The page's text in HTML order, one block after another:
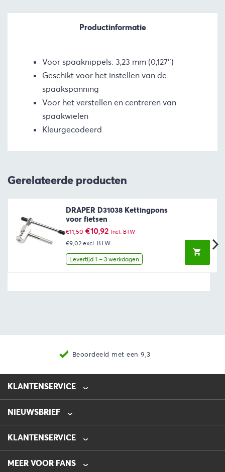
Productinformatie
Voor spaaknippels: 3,23 mm (0,127″)
Geschikt voor het instellen van de
spaakspanning
Voor het verstellen en centreren van
spaakwielen
Kleurgecodeerd
Gerelateerde producten
DRAPER D31038 Kettingpons
voor fietsen
€11,50 Oorspronkelijke
prijs
was:
€11,50.
€10,92Huidige
prijs
is:
€10,92.
incl. BTW
€9,02 excl. BTW
Levertijd 1 – 3 werkdagen
Beoordeeld met een 9,3
KLANTENSERVICE
0475-218632
info@automotive-line.nl
NIEUWSBRIEF
KLANTENSERVICE
Bestellen
Betalen
MEER VOOR FANS